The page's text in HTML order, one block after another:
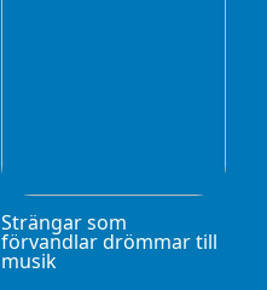
Strängar som
förvandlar drömmar till
musik